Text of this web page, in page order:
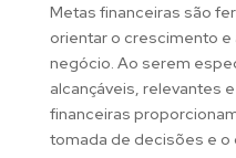
Metas financeiras são
orientar o crescimento
negócio. Ao serem
alcançáveis, relevantes
financeiras
tomada de decisões e